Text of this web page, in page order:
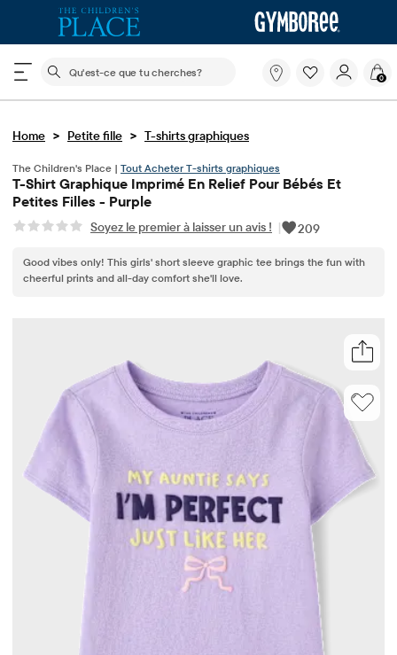
Le champ de recherche ci-dessous filtre les
Qu'est-
que
cherches?
0
Home > Petite fille > T-shirts graphiques
The Children's Place | Tout Acheter T-shirts graphiques
T-Shirt Graphique Imprimé En Relief Pour Bébés Et
Petites Filles - Purple
Soyez le premier à laisser un avis ! | 209
Good vibes only! This girls' short sleeve graphic tee brings the fun with
cheerful prints and all-day comfort she'll love.